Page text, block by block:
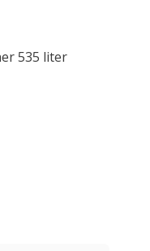
535 liter